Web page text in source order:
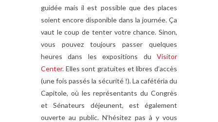
guidée mais il est possible que des places
soient encore disponible dans la journée. Ça
vaut le coup de tenter votre chance. Sinon,
vous pouvez toujours passer quelques
heures dans les expositions du Visitor
Center. Elles sont gratuites et libres d’accès
(une fois passés la sécurité !). La cafétéria du
Capitole, où les représentants du Congrès
et Sénateurs déjeunent, est également
ouverte au public. N’hésitez pas à y vous